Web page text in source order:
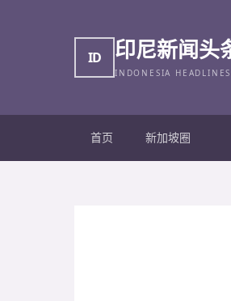
ID 印尼新闻头
INDONESIA HEADLINES
首页 新加坡圈